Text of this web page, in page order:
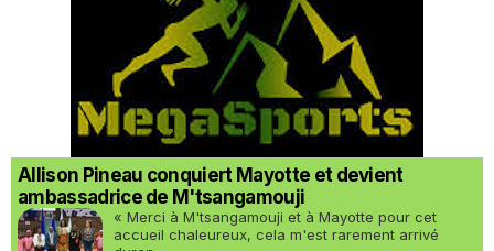
Allison Pineau conquiert Mayotte et devient
ambassadrice de M'tsangamouji
« Merci à M'tsangamouji et à Mayotte pour cet
accueil chaleureux, cela m'est rarement arrivé